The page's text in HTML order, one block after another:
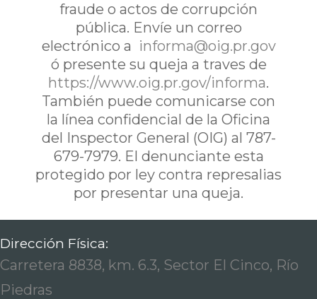
fraude o actos de corrupción
pública. Envíe un correo
electrónico a informa@oig.pr.gov
ó presente su queja a traves de
https://www.oig.pr.gov/informa.
También puede comunicarse con
la línea confidencial de la Oficina
del Inspector General (OIG) al 787-
679-7979. El denunciante esta
protegido por ley contra represalias
por presentar una queja.
Dirección Física:
Carretera 8838, km. 6.3, Sector El Cinco, Río
Piedras